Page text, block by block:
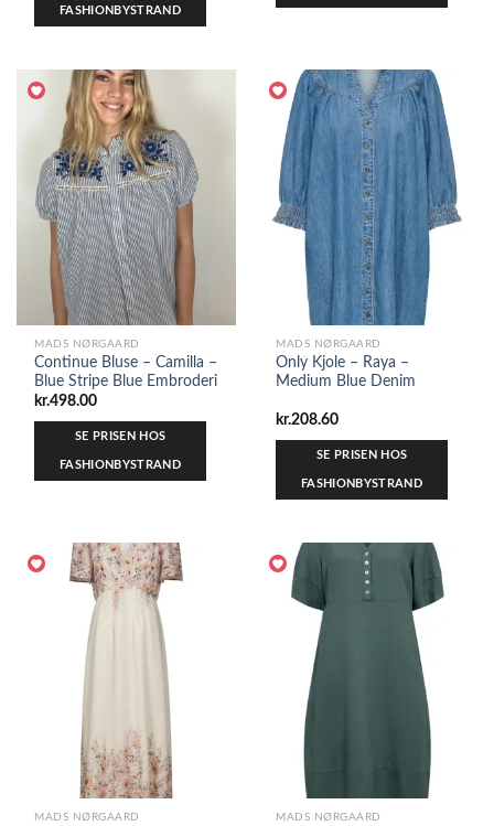
FASHIONBYSTRAND
MADS NØRGAARD
Continue Bluse – Camilla –
Blue Stripe Blue Embroderi
kr.498.00
SE PRISEN HOS
FASHIONBYSTRAND
MADS NØRGAARD
Only Kjole – Raya –
Medium Blue Denim
kr.208.60
SE PRISEN HOS
FASHIONBYSTRAND
MADS NØRGAARD MADS NØRGAARD